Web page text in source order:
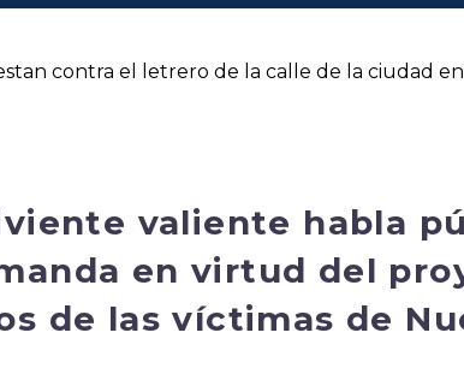
contra el letrero de la calle de la ciudad
valiente habla
en virtud del
de las víctimas de